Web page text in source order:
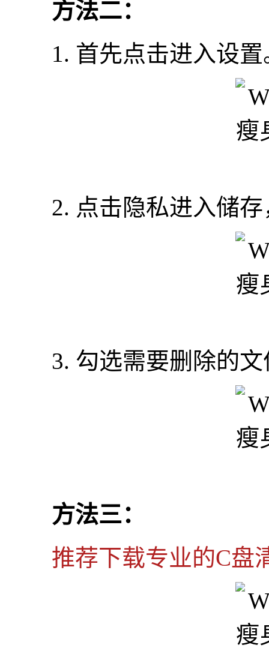
方法二：
1. 首先点击进入设置
2. 点击隐私进入储存
3. 勾选需要删除的文
方法三：
推荐下载专业的C盘